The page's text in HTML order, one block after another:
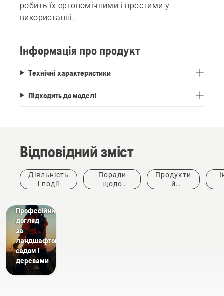
робить їх ергономічними і простими у
використанні.
Інформація про продукт
Технічні характеристики
Підходить до моделі
Відповідний зміст
Діяльність
і події
Поради
щодо
Продукти
й
Професійний
догляд
за
ландшафтом,
садом і
деревами